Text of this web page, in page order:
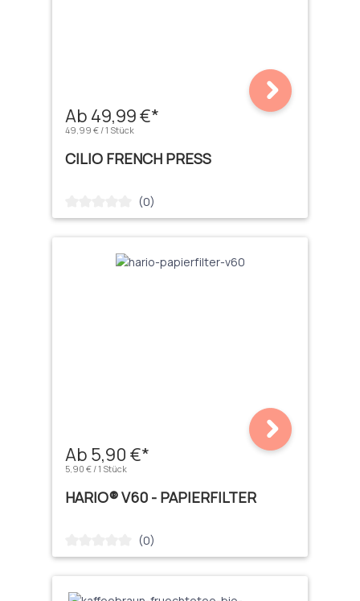
Ab 49,99 €*
49,99 € / 1 Stück
CILIO FRENCH PRESS
Durchschnittliche Bewertung von 0 von 5 Sternen
(0)
Ab 5,90 €*
5,90 € / 1 Stück
HARIO® V60 - PAPIERFILTER
Durchschnittliche Bewertung von 0 von 5 Sternen
(0)